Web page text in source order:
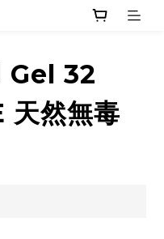
32
然無毒